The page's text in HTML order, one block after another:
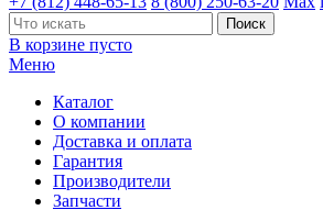
В корзине пусто
Меню
Каталог
О компании
Доставка и оплата
Гарантия
Производители
Запчасти